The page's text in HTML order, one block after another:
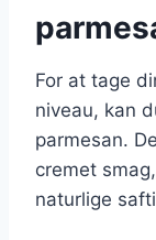
For at tage
niveau, kan
parmesan.
cremet
naturlige